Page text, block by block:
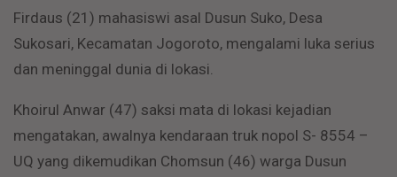
Firdaus (21) mahasiswi asal Dusun Suko, Desa
Sukosari, Kecamatan Jogoroto, mengalami luka serius
dan meninggal dunia di lokasi.
Khoirul Anwar (47) saksi mata di lokasi kejadian
mengatakan, awalnya kendaraan truk nopol S- 8554 –
UQ yang dikemudikan Chomsun (46) warga Dusun